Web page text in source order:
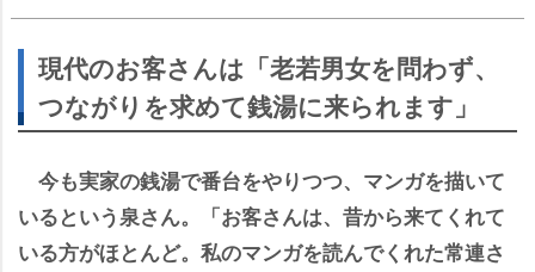
現代のお客さんは「老若男女を問わず、
つながりを求めて銭湯に来られます」
今も実家の銭湯で番台をやりつつ、マンガを描いて
いるという泉さん。「お客さんは、昔から来てくれて
いる方がほとんど。私のマンガを読んでくれた常連さ